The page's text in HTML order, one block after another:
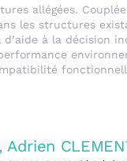
allégées.
les structures
à la décision
Adrien